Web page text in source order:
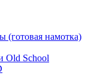
(готовая намотка)
Old School